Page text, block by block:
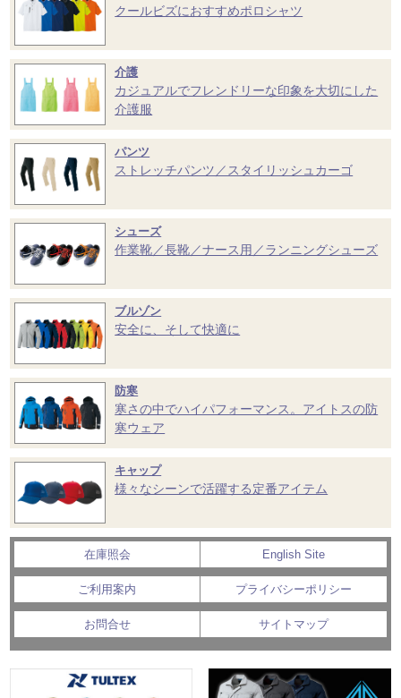
クールビズにおすすめポロシャツ
介護
カジュアルでフレンドリーな印象を大切にした
介護服
パンツ
ストレッチパンツ／スタイリッシュカーゴ
シューズ
作業靴／長靴／ナース用／ランニングシューズ
ブルゾン
安全に、そして快適に
防寒
寒さの中でハイパフォーマンス。アイトスの防
寒ウェア
キャップ
様々なシーンで活躍する定番アイテム
在庫照会 English Site
ご利用案内 プライバシーポリシー
お問合せ サイトマップ